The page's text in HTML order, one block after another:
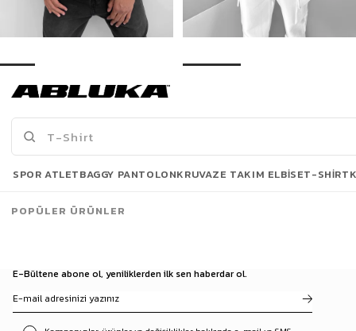
499,90 TL
949,90 TL
Son Bakılanlar
E-Bültene abone ol, yeniliklerden ilk sen haberdar ol.
SPOR ATLETBAGGY PANTOLONKRUVAZE TAKIM ELBISET-SHIRT
POPÜLER ÜRÜNLER